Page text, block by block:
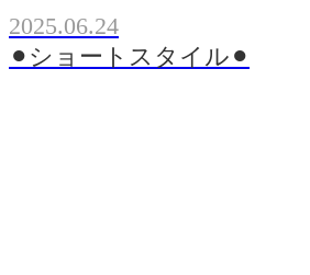
2025.06.24
⚫︎ショートスタイル⚫︎